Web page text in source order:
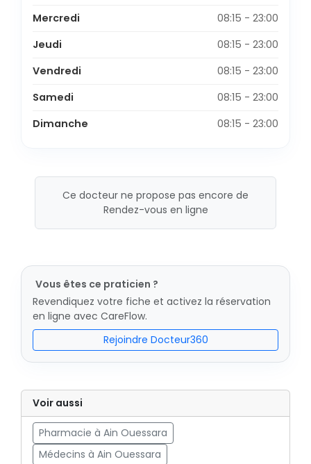
Mercredi
08:15 - 23:00
Jeudi
08:15 - 23:00
Vendredi
08:15 - 23:00
Samedi
08:15 - 23:00
Dimanche
08:15 - 23:00
Ce docteur ne propose pas encore de
Rendez-vous en ligne
Vous êtes ce praticien ?
Revendiquez votre fiche et activez la réservation
en ligne avec CareFlow.
Rejoindre Docteur360
Voir aussi
Pharmacie à Ain Ouessara
Médecins à Ain Ouessara